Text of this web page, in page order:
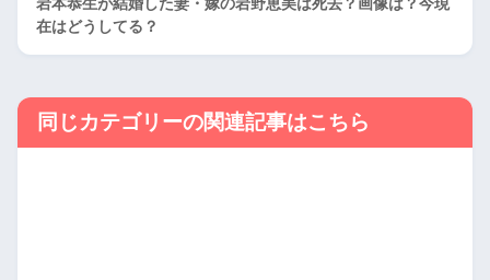
在はどうしてる？
同じカテゴリーの関連記事はこちら